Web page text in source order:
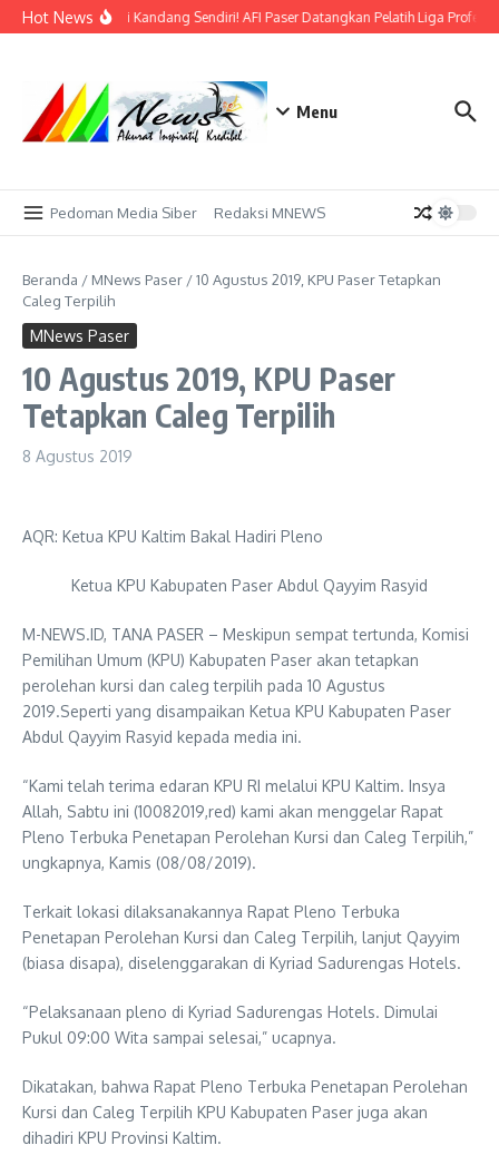
Lewati ke konten
Hot News
Bidik Emas di Kandang Sendiri! AFI Paser Datangkan Pelatih Liga
Menu
Pedoman Media Siber Redaksi MNEWS
Beranda / MNews Paser /10 Agustus 2019, KPU Paser Tetapkan
Caleg Terpilih
MNews Paser
10 Agustus 2019, KPU Paser
Tetapkan Caleg Terpilih
8 Agustus 2019
AQR: Ketua KPU Kaltim Bakal Hadiri Pleno
Ketua KPU Kabupaten Paser Abdul Qayyim Rasyid
M-NEWS.ID, TANA PASER – Meskipun sempat tertunda, Komisi
Pemilihan Umum (KPU) Kabupaten Paser akan tetapkan
perolehan kursi dan caleg terpilih pada 10 Agustus
2019.Seperti yang disampaikan Ketua KPU Kabupaten Paser
Abdul Qayyim Rasyid kepada media ini.
“Kami telah terima edaran KPU RI melalui KPU Kaltim. Insya
Allah, Sabtu ini (10082019,red) kami akan menggelar Rapat
Pleno Terbuka Penetapan Perolehan Kursi dan Caleg Terpilih,”
ungkapnya, Kamis (08/08/2019).
Terkait lokasi dilaksanakannya Rapat Pleno Terbuka
Penetapan Perolehan Kursi dan Caleg Terpilih, lanjut Qayyim
(biasa disapa), diselenggarakan di Kyriad Sadurengas Hotels.
“Pelaksanaan pleno di Kyriad Sadurengas Hotels. Dimulai
Pukul 09:00 Wita sampai selesai,” ucapnya.
Dikatakan, bahwa Rapat Pleno Terbuka Penetapan Perolehan
Kursi dan Caleg Terpilih KPU Kabupaten Paser juga akan
dihadiri KPU Provinsi Kaltim.